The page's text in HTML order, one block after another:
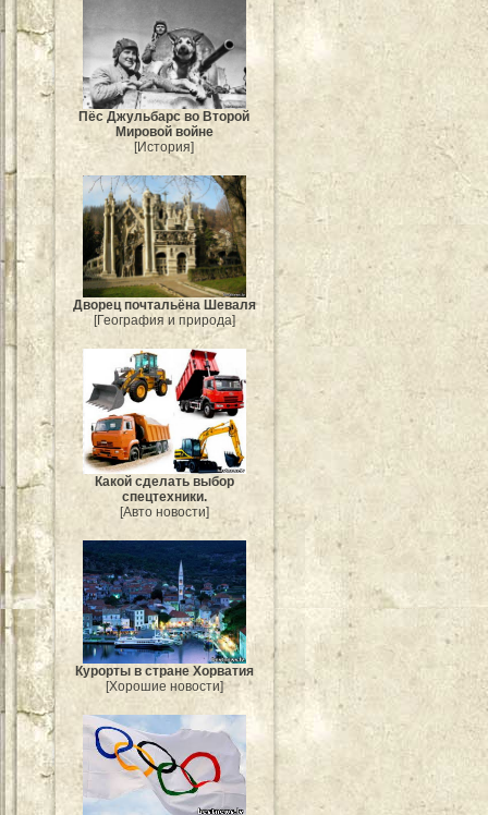
Пёс Джульбарс во Второй
Мировой войне
[История]
Дворец почтальёна Шеваля
[География и природа]
Какой сделать выбор
спецтехники.
[Авто новости]
Курорты в стране Хорватия
[Хорошие новости]